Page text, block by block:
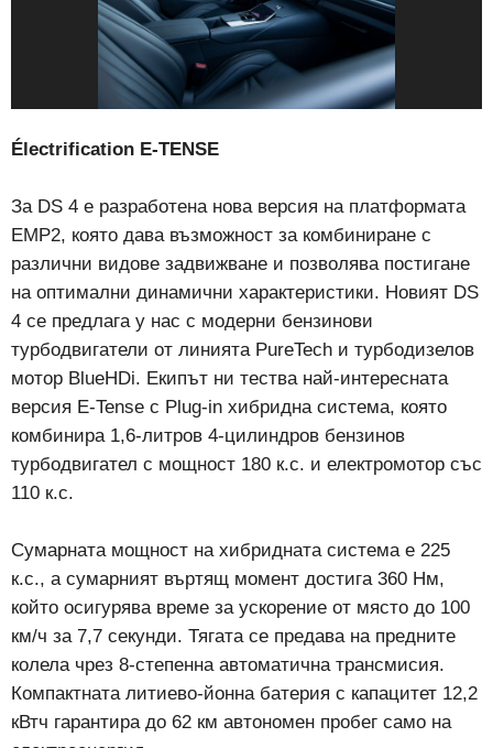
Électrification E-TENSE
За DS 4 е разработена нова версия на платформата
EMP2, която дава възможност за комбиниране с
различни видове задвижване и позволява постигане
на оптимални динамични характеристики. Новият DS
4 се предлага у нас с модерни бензинови
турбодвигатели от линията PureTech и турбодизелов
мотор BlueHDi. Екипът ни тества най-интересната
версия E-Tense с Plug-in хибридна система, която
комбинира 1,6-литров 4-цилиндров бензинов
турбодвигател с мощност 180 к.с. и електромотор със
110 к.с.
Сумарната мощност на хибридната система е 225
к.с., а сумарният въртящ момент достига 360 Нм,
който осигурява време за ускорение от място до 100
км/ч за 7,7 секунди. Тягата се предава на предните
колела чрез 8-степенна автоматична трансмисия.
Компактната литиево-йонна батерия с капацитет 12,2
кВтч гарантира до 62 км автономен пробег само на